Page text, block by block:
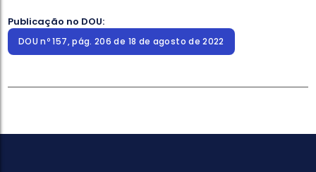
Publicação no DOU:
DOU nº 157, pág. 206 de 18 de agosto de 2022